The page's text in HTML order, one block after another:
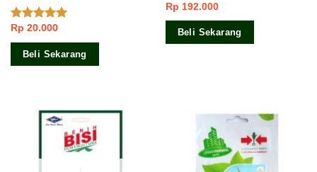
Dinilai5.00
dari 5
Rp 20.000
Beli Sekarang
Rp 192.000
Beli Sekarang